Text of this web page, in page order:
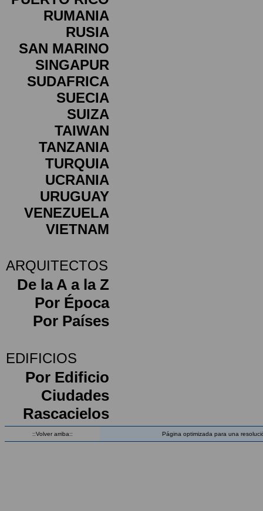
RUMANIA
RUSIA
SAN MARINO
SINGAPUR
SUDAFRICA
SUECIA
SUIZA
TAIWAN
TANZANIA
TURQUIA
UCRANIA
URUGUAY
VENEZUELA
VIETNAM
ARQUITECTOS
De la A a la Z
Por Época
Por Países
EDIFICIOS
Por Edificio
Ciudades
Rascacielos
::Volver arriba:: Página optimizada para una